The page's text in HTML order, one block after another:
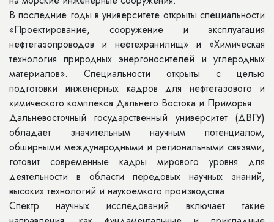
В последние годы в университете открыты специальности
«Проектирование, сооружение и эксплуатация
нефтегазопроводов и нефтехранилищ» и «Химическая
технология природных энергоносителей и углеродных
материалов». Специальности открыты с целью
подготовки инженерных кадров для нефтегазового и
химического комплекса Дальнего Востока и Приморья.
Дальневосточный государственный университет (ДВГУ)
обладает значительным научным потенциалом,
обширными международными и региональными связями,
готовит современные кадры мирового уровня для
деятельности в области передовых научных знаний,
высоких технологий и наукоемкого производства.
Спектр научных исследований включает такие